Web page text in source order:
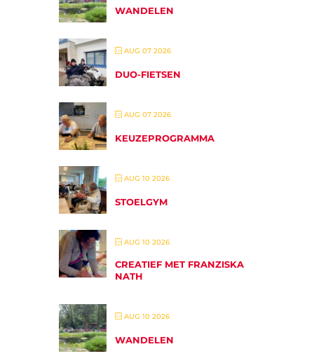
WANDELEN
AUG 07 2026
DUO-FIETSEN
AUG 07 2026
KEUZEPROGRAMMA
AUG 10 2026
STOELGYM
AUG 10 2026
CREATIEF MET FRANZISKA
NATH
AUG 10 2026
WANDELEN